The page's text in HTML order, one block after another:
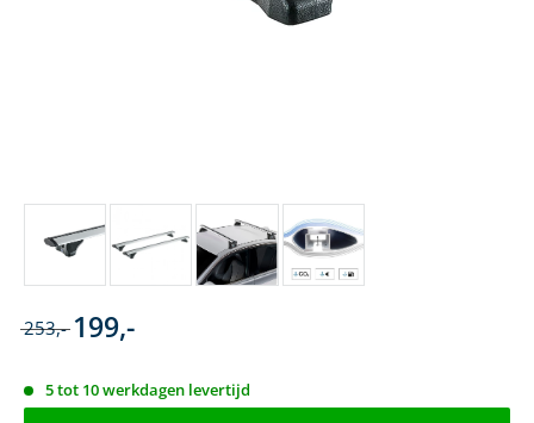
253,- 199,-
5 tot 10 werkdagen levertijd